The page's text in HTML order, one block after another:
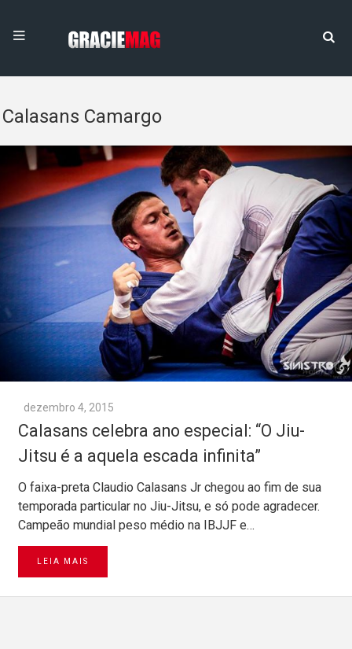
Calasans Camargo
dezembro 4, 2015
Calasans celebra ano especial: “O Jiu-
Jitsu é a aquela escada infinita”
O faixa-preta Claudio Calasans Jr chegou ao fim de sua
temporada particular no Jiu-Jitsu, e só pode agradecer.
Campeão mundial peso médio na IBJJF e…
LEIA MAIS